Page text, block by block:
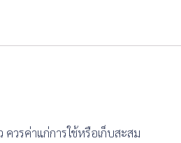
ควรค่าแก่การใช้หรือเก็บสะสม